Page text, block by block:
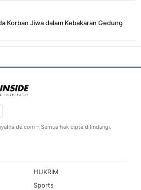
Korban Jiwa dalam Kebakaran Gedung
– Semua hak cipta dilindungi.
HUKRIM
Sports